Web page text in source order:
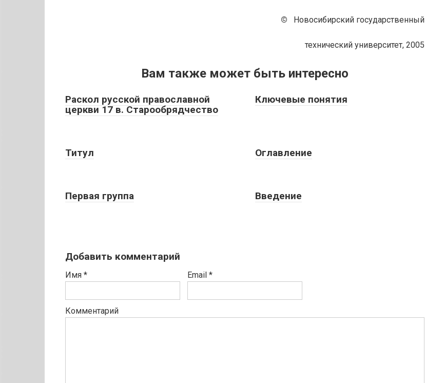
© Новосибирский государственный
технический университет, 2005
Вам также может быть интересно
Раскол русской православной
церкви 17 в. Старообрядчество
Ключевые понятия
Титул Оглавление
Первая группа Введение
Добавить комментарий
Имя * Email *
Комментарий